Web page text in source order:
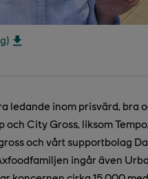
ledande inom prisvärd, bra
och City Gross, liksom
och vårt supportbolag
ingår även